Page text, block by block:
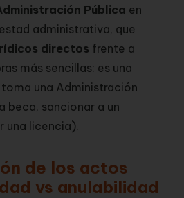
Pública en
administrativa, que
directos frente a
más sencillas: es una
una Administración
beca, sancionar a un
una licencia).
de los actos
vs anulabilidad